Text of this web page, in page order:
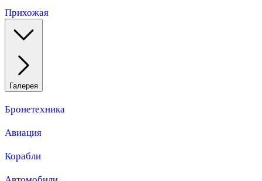
Прихожая
Галерея
Бронетехника
Авиация
Корабли